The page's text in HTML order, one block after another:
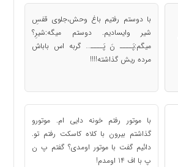
با دوستم رفتیم باغ وحش،جلوی قفسِ
شیر وایسادیم. دوستم میگه:شیرِ؟
میگم:پَــــ نَ پَــــ… گربه اس باباش
مرده ریش گذاشته!!!!
با موتور رفتم خونه دایی ام. موتورو
گذاشتم بیرون با کلاه کاسکت رفتم تو.
دائیم گفت با موتور اومدی؟ گفتم پ ن
پ با اف 14 اومدم!